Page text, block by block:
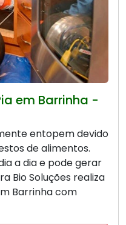
em Barrinha -
entopem devido
de alimentos.
a dia e pode gerar
Bio Soluções realiza
Barrinha com